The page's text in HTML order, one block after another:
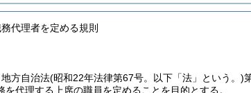
代理者を定める規則
方自治法(昭和22年法律第67号。以下「法」という。)
を代理する上席の職員を定めることを目的とする。